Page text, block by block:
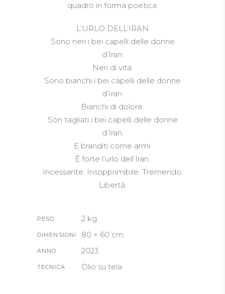
quadro in forma poetica.
L’URLO DELL’IRAN
Sono neri i bei capelli delle donne
d’Iran.
Neri di vita.
Sono bianchi i bei capelli delle donne
d’Iran.
Bianchi di dolore.
Son tagliati i bei capelli delle donne
d’Iran.
E branditi come armi.
È forte l’urlo dell’Iran.
Incessante. Insopprimibile. Tremendo.
Libertà.
PESO 2 kg
DIMENSIONI 80 × 60 cm
ANNO 2023
TECNICA Olio su tela